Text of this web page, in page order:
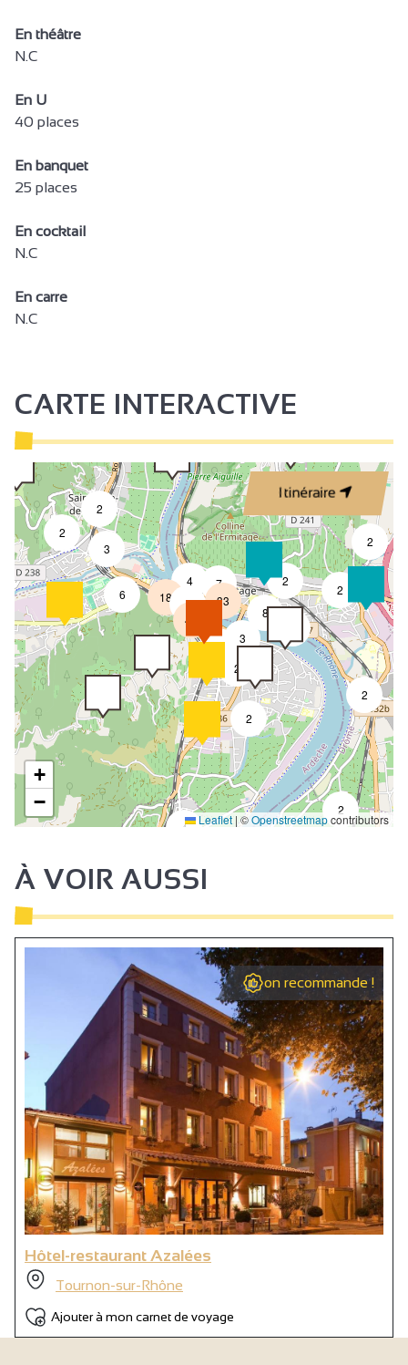
En théâtre
N.C
En U
40 places
En banquet
25 places
En cocktail
N.C
En carre
N.C
CARTE INTERACTIVE
Itinéraire
2
2
4
2
2
2
2
2
2
8
2
3
6
4
4
18
7
2
3
49
33
+
−
Leaflet |©Openstreetmapcontributors
À VOIR AUSSI
on recommande !
Hôtel-restaurant Azalées
Tournon-sur-Rhône
Ajouter à mon carnet de voyage